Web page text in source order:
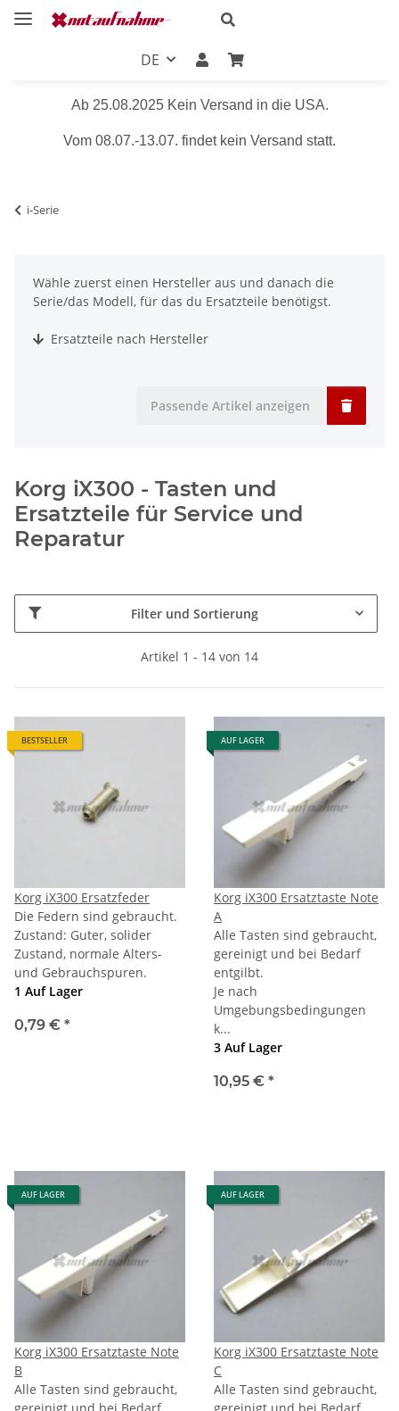
DE
Ab 25.08.2025 Kein Versand in die USA.
Vom 08.07.-13.07. findet kein Versand statt.
i-Serie
Wähle zuerst einen Hersteller aus und danach die
Serie/das Modell, für das du Ersatzteile benötigst.
Ersatzteile nach Hersteller
Passende Artikel anzeigen
Korg iX300 - Tasten und
Ersatzteile für Service und
Reparatur
Filter und Sortierung
Artikel 1 - 14 von 14
BESTSELLER
Korg iX300 Ersatzfeder
Die Federn sind gebraucht.
Zustand: Guter, solider
Zustand, normale Alters-
und Gebrauchspuren.
1 Auf Lager
0,79 € *
AUF LAGER
Korg iX300 Ersatztaste Note
A
Alle Tasten sind gebraucht,
gereinigt und bei Bedarf
entgilbt.
Je nach
Umgebungsbedingungen
k...
3 Auf Lager
10,95 € *
AUF LAGER
Korg iX300 Ersatztaste Note
B
Alle Tasten sind gebraucht,
gereinigt und bei Bedarf
AUF LAGER
Korg iX300 Ersatztaste Note
C
Alle Tasten sind gebraucht,
gereinigt und bei Bedarf